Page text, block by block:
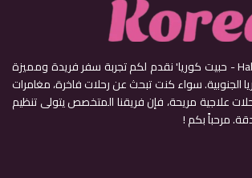
نحن في 'Habbait Korea - حبيت كوريا' نقدم لكم تجربة سفر فريدة ومميزة
الجنوبية. سواء كنت تبحث عن رحلات فاخرة، مغامرات
علاجية مريحة، فإن فريقنا المتخصص يتولى تنظيم
مرحباً بكم !